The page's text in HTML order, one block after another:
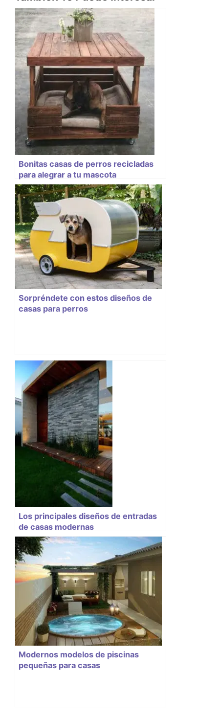
Bonitas casas de perros recicladas
para alegrar a tu mascota
Sorpréndete con estos diseños de
casas para perros
Los principales diseños de entradas
de casas modernas
Modernos modelos de piscinas
pequeñas para casas